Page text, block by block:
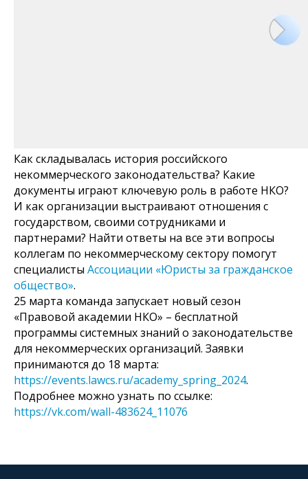
Как складывалась история российского
некоммерческого законодательства? Какие
документы играют ключевую роль в работе НКО?
И как организации выстраивают отношения с
государством, своими сотрудниками и
партнерами? Найти ответы на все эти вопросы
коллегам по некоммерческому сектору помогут
специалисты Ассоциации «Юристы за гражданское
общество».
25 марта команда запускает новый сезон
«Правовой академии НКО» – бесплатной
программы системных знаний о законодательстве
для некоммерческих организаций. Заявки
принимаются до 18 марта:
https://events.lawcs.ru/academy_spring_2024.
Подробнее можно узнать по ссылке:
https://vk.com/wall-483624_11076